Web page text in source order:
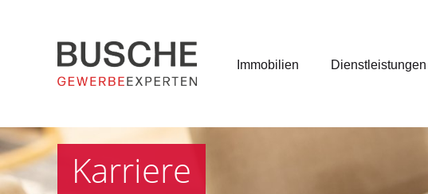
Immobilien Dienstleistungen
Karriere